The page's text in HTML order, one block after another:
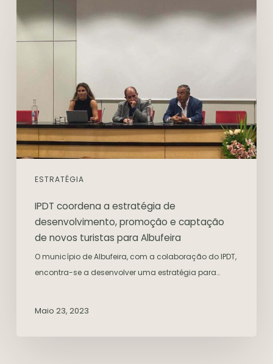
ESTRATÉGIA
IPDT coordena a estratégia de
desenvolvimento, promoção e captação
de novos turistas para Albufeira
O município de Albufeira, com a colaboração do IPDT,
encontra-se a desenvolver uma estratégia para…
Maio 23, 2023